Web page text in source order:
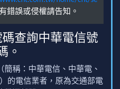
錯誤或侵權請告知。
查詢中華電信號
。
簡稱：中華電信、中華電、
的電信業者，原為交通部電